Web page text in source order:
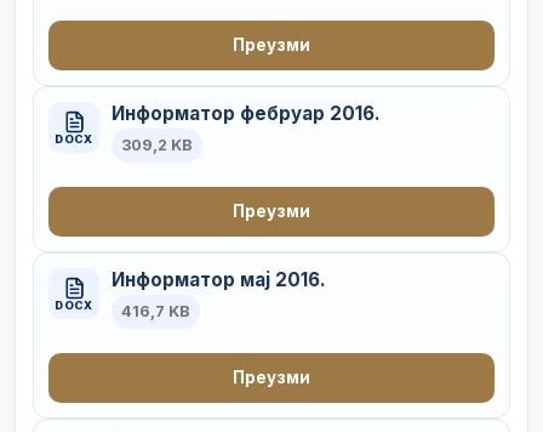
Преузми
DOCX
Информатор фебруар 2016.
309,2 KB
Преузми
DOCX
Информатор мај 2016.
416,7 KB
Преузми